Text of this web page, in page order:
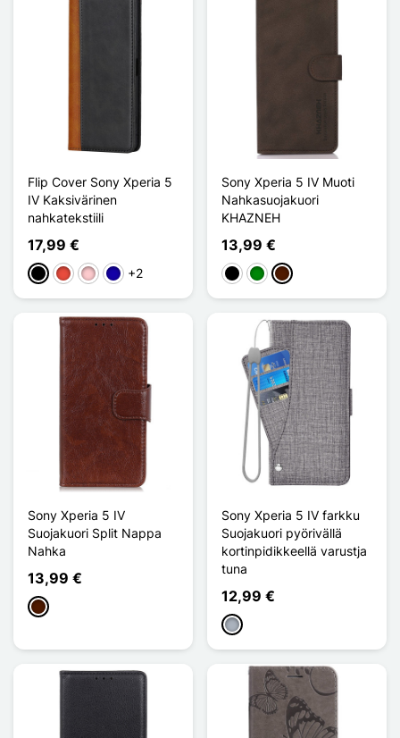
Flip Cover Sony Xperia 5
IV Kaksivärinen
nahkatekstiili
17,99 €
MustaPunainen
PinkkiBleu Foncé
+2
Sony Xperia 5 IV Muoti
Nahkasuojakuori
KHAZNEH
13,99 €
MustaVihreäMarron Foncé
Sony Xperia 5 IV
Suojakuori Split Nappa
Nahka
13,99 €
Marron Foncé
Sony Xperia 5 IV farkku
Suojakuori pyörivällä
kortinpidikkeellä varustja
tuna
12,99 €
Harmaa